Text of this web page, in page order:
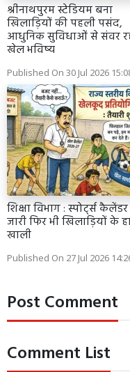
श्रीनाथपुरम स्टेडियम बना
खिलाड़ियों की पहली पसंद,
आधुनिक सुविधाओं से संवर
खेल भविष्य
Published On 30 Jul 2026
शिक्षा विभाग : स्पोर्ट्स कैलेंडर
जारी फिर भी खिलाड़ियों के
खाली
Published On 27 Jul 2026
Post Comment
Comment List